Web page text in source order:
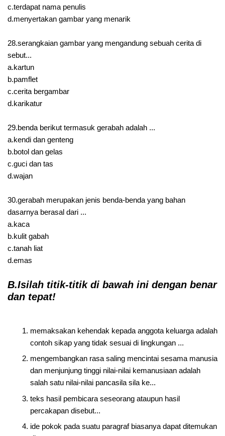
c.terdapat nama penulis
d.menyertakan gambar yang menarik
28.serangkaian gambar yang mengandung sebuah cerita di
sebut...
a.kartun
b.pamflet
c.cerita bergambar
d.karikatur
29.benda berikut termasuk gerabah adalah ...
a.kendi dan genteng
b.botol dan gelas
c.guci dan tas
d.wajan
30.gerabah merupakan jenis benda-benda yang bahan
dasarnya berasal dari ...
a.kaca
b.kulit gabah
c.tanah liat
d.emas
B.Isilah titik-titik di bawah ini dengan benar
dan tepat!
memaksakan kehendak kepada anggota keluarga adalah
contoh sikap yang tidak sesuai di lingkungan ...
mengembangkan rasa saling mencintai sesama manusia
dan menjunjung tinggi nilai-nilai kemanusiaan adalah
salah satu nilai-nilai pancasila sila ke...
teks hasil pembicara seseorang ataupun hasil
percakapan disebut...
ide pokok pada suatu paragraf biasanya dapat ditemukan